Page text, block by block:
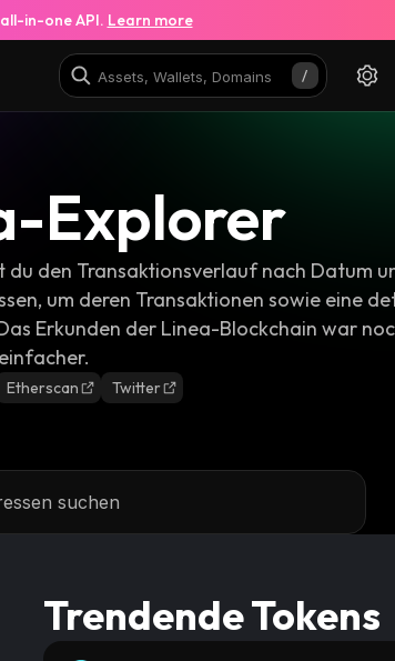
in-one API. Learn more
Explorer
den Transaktionsverlauf nach Datum
um deren Transaktionen sowie eine
Erkunden der Linea-Blockchain war
einfacher.
Etherscan Twitter
Trendende Tokens